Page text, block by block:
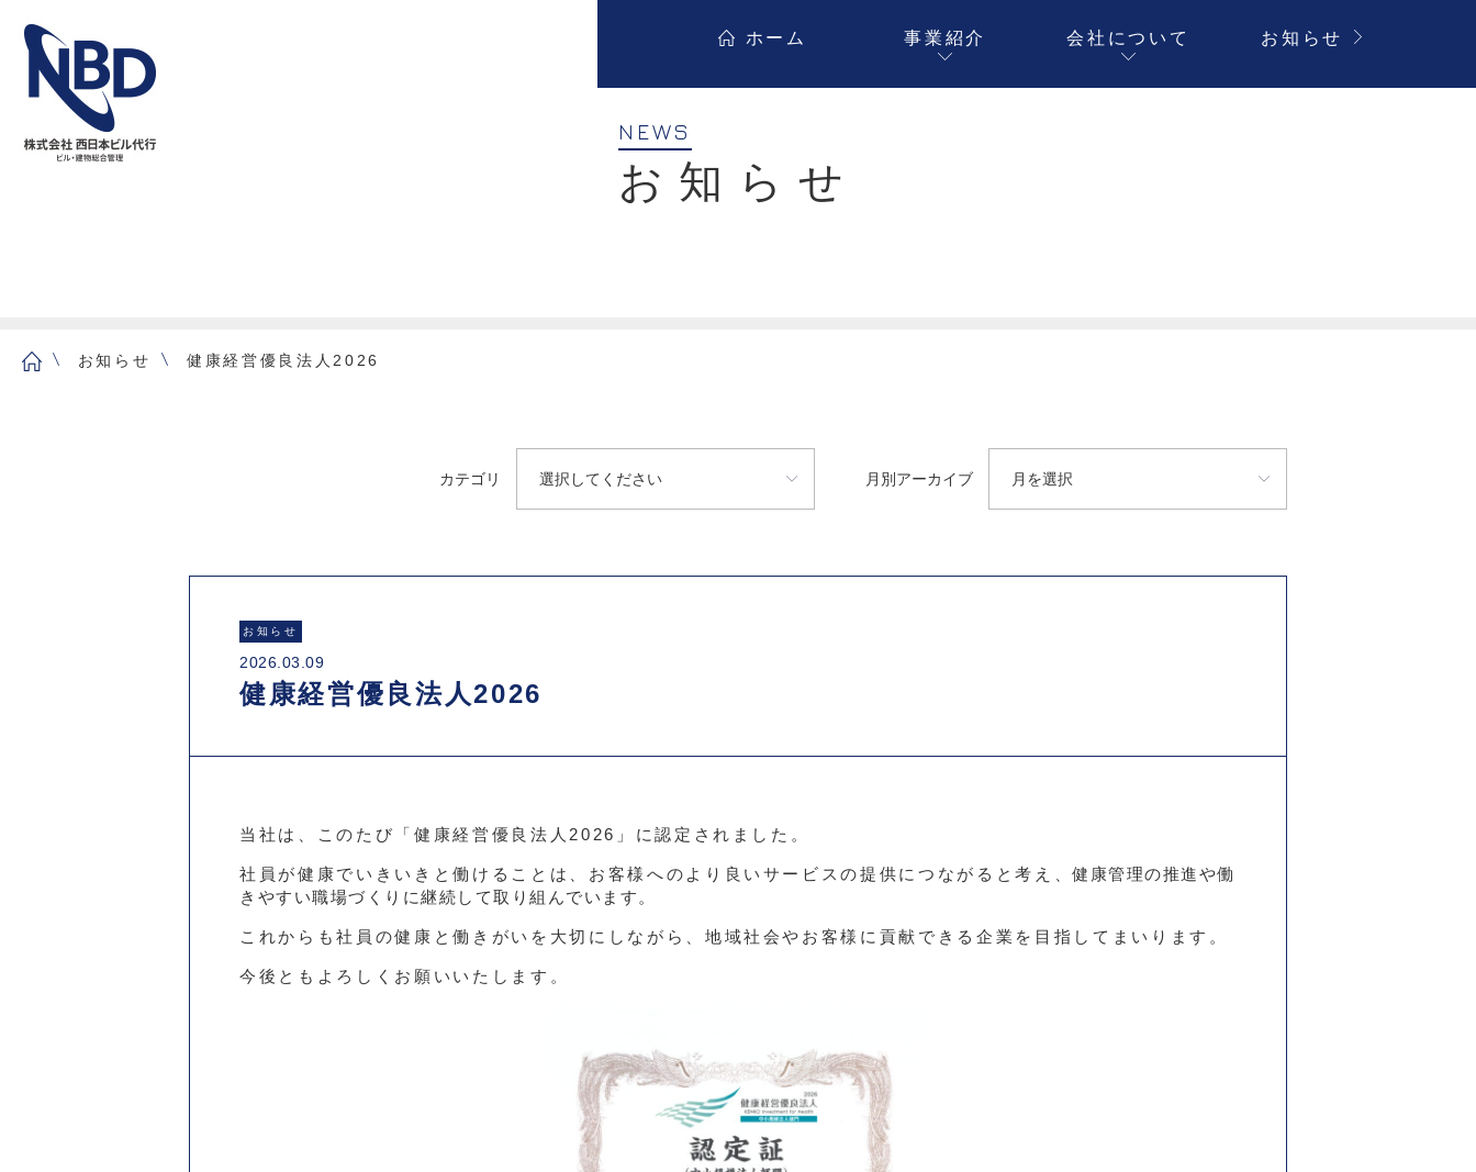
ホーム 事業紹介 会社について お知らせ
お知らせ
NEWS
お知らせ 健康経営優良法人2026
カテゴリ 月別アーカイブ
お知らせ
2026.03.09
健康経営優良法人2026
当社は、このたび「健康経営優良法人2026」に認定されました。
社員が健康でいきいきと働けることは、お客様へのより良いサービスの提供につながると考え
、健康管理の推進や働
きやすい職場づくりに継続して取り組んでいます。
これからも社員の健康と働きがいを大切にしながら、地域社会やお客様に貢献できる企業を目指してまいります。
今後ともよろしくお願いいたします。